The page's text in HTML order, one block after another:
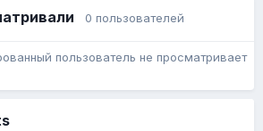
0 пользователей
пользователь не просматривает